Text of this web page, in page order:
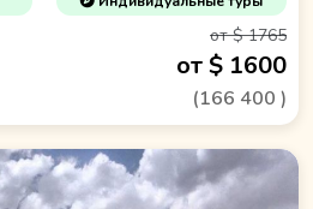
от $ 1765
от $ 1600
(166 400 )